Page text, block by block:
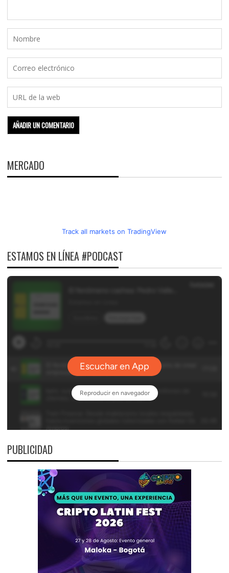
MERCADO
Track all markets on TradingView
ESTAMOS EN LÍNEA #PODCAST
PUBLICIDAD